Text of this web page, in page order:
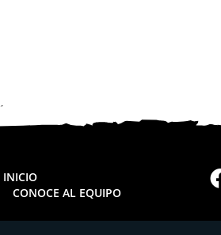
INICIO
CONOCE AL EQUIPO